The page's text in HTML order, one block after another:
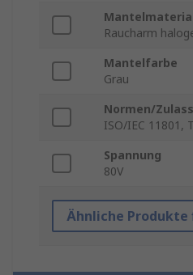
Raucharm
Mantelfarbe
Grau
Normen/
ISO/IEC 11801,
Spannung
80V
Ähnliche Produkte